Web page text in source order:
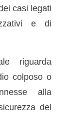
casi legati
e di
riguarda
colposo o
alla
del